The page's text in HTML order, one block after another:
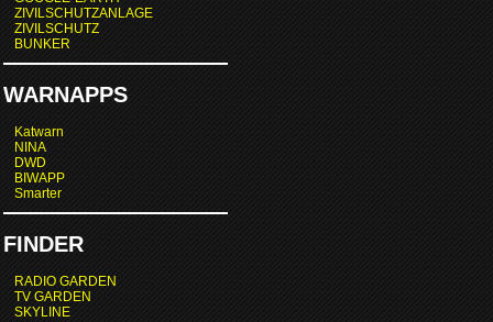
ZIVILSCHUTZANLAGE
ZIVILSCHUTZ
BUNKER
WARNAPPS
Katwarn
NINA
DWD
BIWAPP
Smarter
FINDER
RADIO GARDEN
TV GARDEN
SKYLINE